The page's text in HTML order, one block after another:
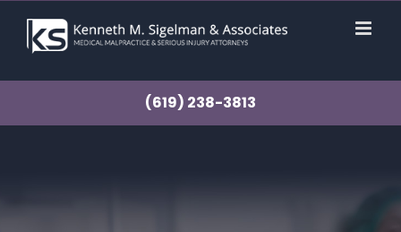
contenido
(619) 238-3813